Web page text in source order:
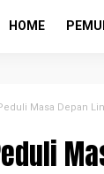
HOME
Masa Depan